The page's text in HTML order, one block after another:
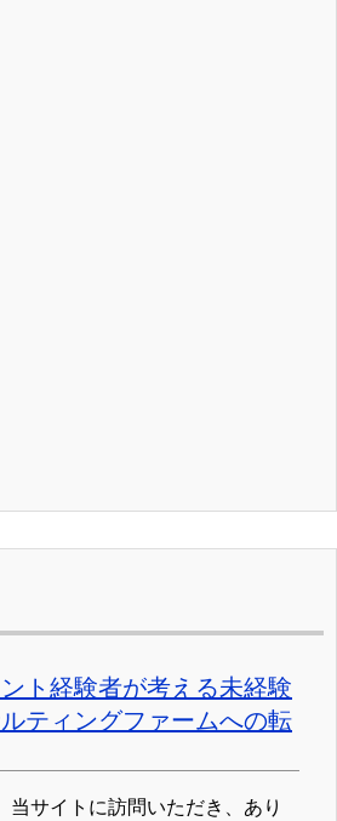
ト経験者が考える未経験
ティングファームへの転
当サイトに訪問いただき、あり